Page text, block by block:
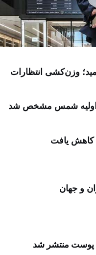
وزن‌کشی انتظارات
اولیه شمس مشخص شد
یافت
و جهان
پوست منتشر شد